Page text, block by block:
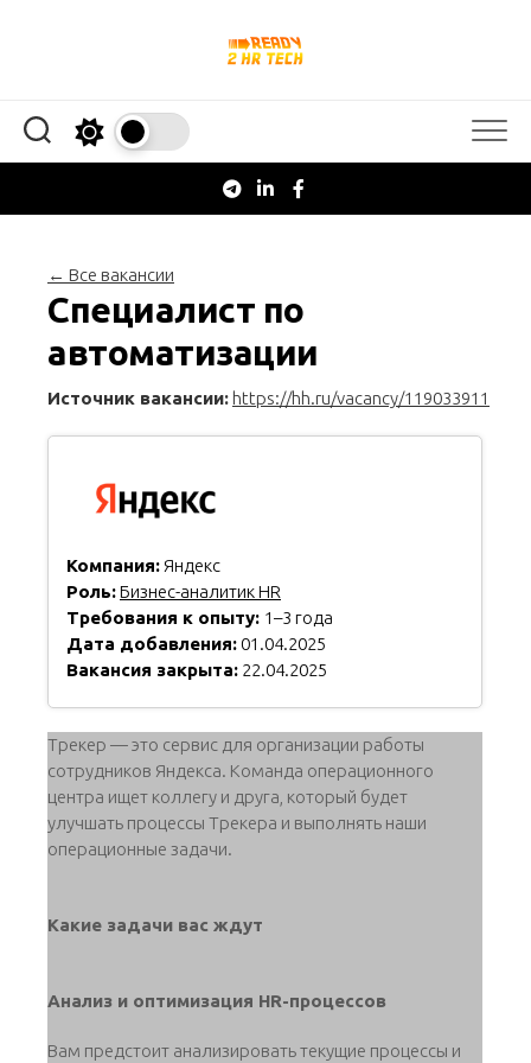
← Все вакансии
Специалист по
автоматизации
Источник вакансии: https://hh.ru/vacancy/119033911
Компания: Яндекс
Роль:Бизнес-аналитик HR
Требования к опыту: 1–3 года
Дата добавления: 01.04.2025
Вакансия закрыта: 22.04.2025
Трекер — это сервис для организации работы
сотрудников Яндекса. Команда операционного
центра ищет коллегу и друга, который будет
улучшать процессы Трекера и выполнять наши
операционные задачи.
Какие задачи вас ждут
Анализ и оптимизация HR-процессов
Вам предстоит анализировать текущие процессы и